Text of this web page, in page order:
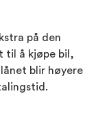
på den
til å kjøpe bil,
blir høyere